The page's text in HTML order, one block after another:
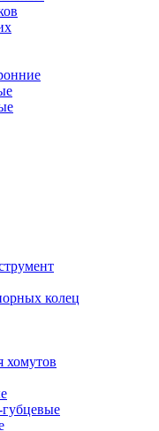
колец